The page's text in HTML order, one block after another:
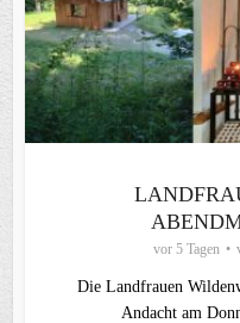
vor 5 Tagen
Die Landfrauen
Andacht am